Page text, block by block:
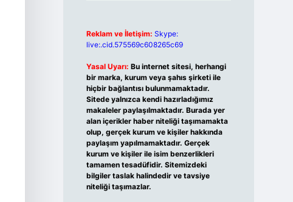
Reklam ve İletişim: Skype:
live:.cid.575569c608265c69
Yasal Uyarı: Bu internet sitesi, herhangi
bir marka, kurum veya şahıs şirketi ile
hiçbir bağlantısı bulunmamaktadır.
Sitede yalnızca kendi hazırladığımız
makaleler paylaşılmaktadır. Burada yer
alan içerikler haber niteliği taşımamakta
olup, gerçek kurum ve kişiler hakkında
paylaşım yapılmamaktadır. Gerçek
kurum ve kişiler ile isim benzerlikleri
tamamen tesadüfidir. Sitemizdeki
bilgiler taslak halindedir ve tavsiye
niteliği taşımazlar.